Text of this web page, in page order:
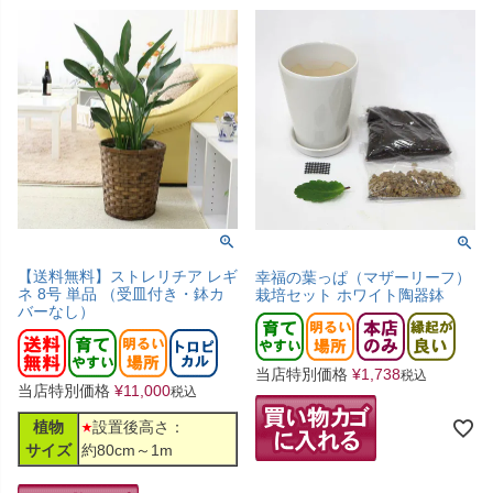
【送料無料】ストレリチア レギ
ネ 8号 単品 （受皿付き・鉢カ
バーなし）
当店特別価格 ¥11,000税込
植物
サイズ
設置後高さ：
約80cm～1m
幸福の葉っぱ（マザーリーフ）
栽培セット ホワイト陶器鉢
当店特別価格 ¥1,738税込